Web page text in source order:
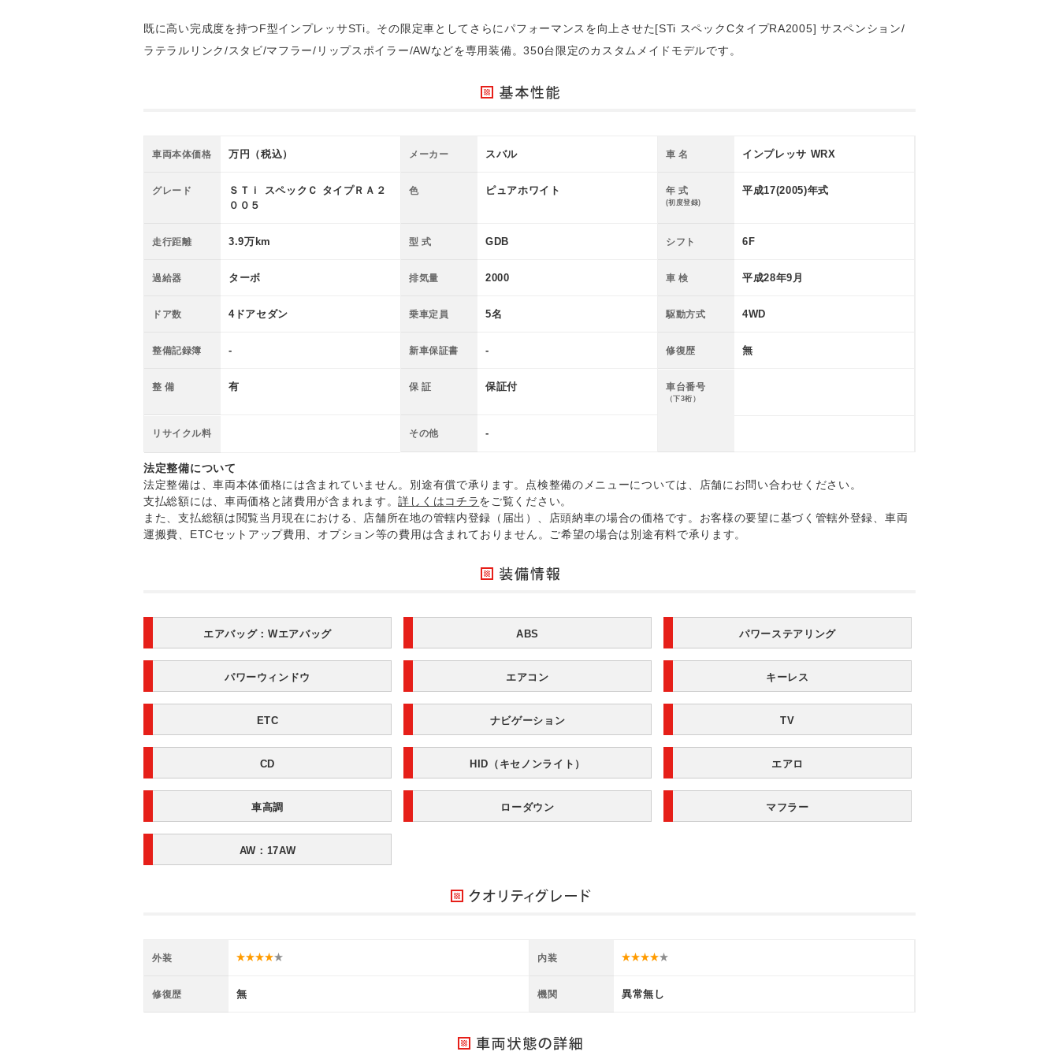
ＮＳ車高調◆メモリーナビ◆ＥＴＣ
既に高い完成度を持つF型インプレッサSTi。その限定車としてさらにパフォーマンスを向上させた[STi スペックCタイプRA2005] サスペンション/
ラテラルリンク/スタビ/マフラー/リップスポイラー/AWなどを専用装備。350台限定のカスタムメイドモデルです。
車両本体価格 万円（税込） メーカー スバル 車 名 インプレッサ WRX
グレード
ＳＴｉ スペックＣ タイプＲＡ２
００５
色 ピュアホワイト 年 式
(初度登録)
平成17(2005)年式
走行距離 3.9万km 型 式 GDB シフト 6F
過給器 ターボ 排気量 2000 車 検 平成28年9月
ドア数 4ドアセダン 乗車定員 5名 駆動方式 4WD
整備記録簿 - 新車保証書 - 修復歴 無
整 備 有 保 証 保証付 車台番号
（下3桁）
リサイクル料 その他 -
法定整備について
法定整備は、車両本体価格には含まれていません。別途有償で承ります。点検整備のメニューについては、店舗にお問い合わせください。
支払総額には、車両価格と諸費用が含まれます。詳しくはコチラをご覧ください。
また、支払総額は閲覧当月現在における、店舗所在地の管轄内登録（届出）、店頭納車の場合の価格です。お客様の要望に基づく管轄外登録、車両
運搬費、ETCセットアップ費用、オプション等の費用は含まれておりません。ご希望の場合は別途有料で承ります。
エアバッグ： Wエアバッグ ABS パワーステアリング
パワーウィンドウ エアコン キーレス
ETC ナビゲーション TV
CD HID（キセノンライト） エアロ
車高調 ローダウン マフラー
AW：17AW
外装 内装
修復歴 無 機関 異常無し